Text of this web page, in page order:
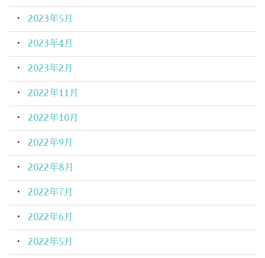
2023年5月
2023年4月
2023年2月
2022年11月
2022年10月
2022年9月
2022年8月
2022年7月
2022年6月
2022年5月